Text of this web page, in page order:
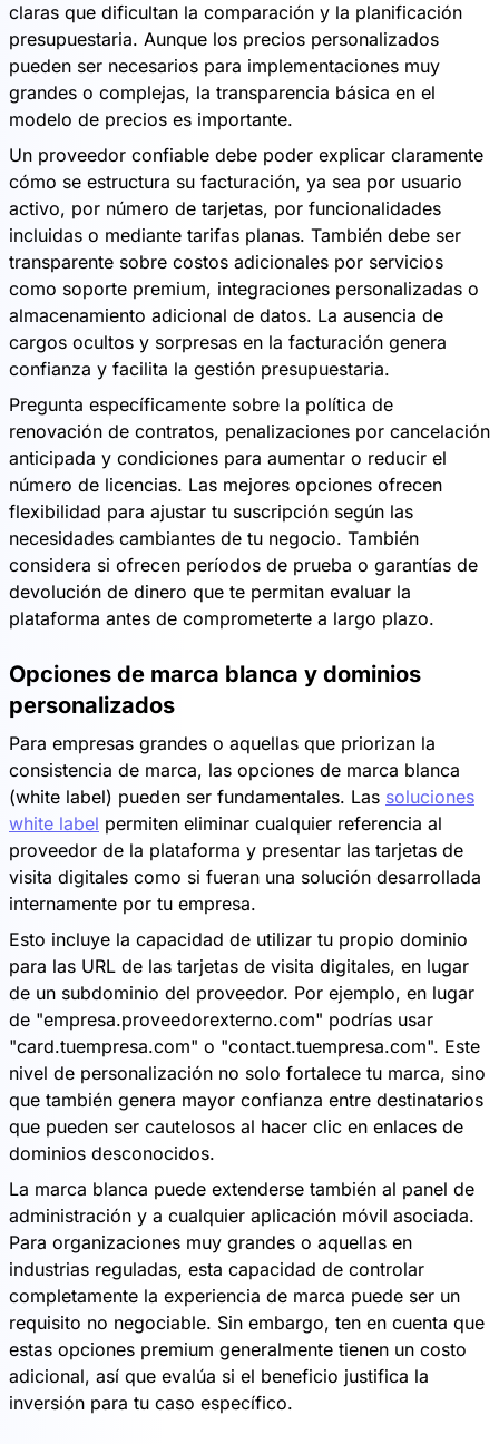
claras que dificultan la comparación y la planificación
presupuestaria. Aunque los precios personalizados
pueden ser necesarios para implementaciones muy
grandes o complejas, la transparencia básica en el
modelo de precios es importante.
Un proveedor confiable debe poder explicar claramente
cómo se estructura su facturación, ya sea por usuario
activo, por número de tarjetas, por funcionalidades
incluidas o mediante tarifas planas. También debe ser
transparente sobre costos adicionales por servicios
como soporte premium, integraciones personalizadas o
almacenamiento adicional de datos. La ausencia de
cargos ocultos y sorpresas en la facturación genera
confianza y facilita la gestión presupuestaria.
Pregunta específicamente sobre la política de
renovación de contratos, penalizaciones por cancelación
anticipada y condiciones para aumentar o reducir el
número de licencias. Las mejores opciones ofrecen
flexibilidad para ajustar tu suscripción según las
necesidades cambiantes de tu negocio. También
considera si ofrecen períodos de prueba o garantías de
devolución de dinero que te permitan evaluar la
plataforma antes de comprometerte a largo plazo.
Opciones de marca blanca y dominios
personalizados
Para empresas grandes o aquellas que priorizan la
consistencia de marca, las opciones de marca blanca
(white label) pueden ser fundamentales. Las soluciones
white label permiten eliminar cualquier referencia al
proveedor de la plataforma y presentar las tarjetas de
visita digitales como si fueran una solución desarrollada
internamente por tu empresa.
Esto incluye la capacidad de utilizar tu propio dominio
para las URL de las tarjetas de visita digitales, en lugar
de un subdominio del proveedor. Por ejemplo, en lugar
de "empresa.proveedorexterno.com" podrías usar
"card.tuempresa.com" o "contact.tuempresa.com". Este
nivel de personalización no solo fortalece tu marca, sino
que también genera mayor confianza entre destinatarios
que pueden ser cautelosos al hacer clic en enlaces de
dominios desconocidos.
La marca blanca puede extenderse también al panel de
administración y a cualquier aplicación móvil asociada.
Para organizaciones muy grandes o aquellas en
industrias reguladas, esta capacidad de controlar
completamente la experiencia de marca puede ser un
requisito no negociable. Sin embargo, ten en cuenta que
estas opciones premium generalmente tienen un costo
adicional, así que evalúa si el beneficio justifica la
inversión para tu caso específico.